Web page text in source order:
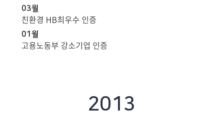
03월
친환경 HB최우수 인증
01월
고용노동부 강소기업 인증
2013